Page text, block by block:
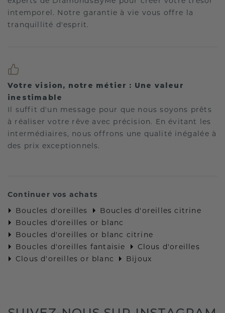
intemporel. Notre garantie à vie vous offre la
tranquillité d'esprit.
Votre vision, notre métier : Une valeur
inestimable
Il suffit d'un message pour que nous soyons prêts
à réaliser votre rêve avec précision. En évitant les
intermédiaires, nous offrons une qualité inégalée à
des prix exceptionnels.
Continuer vos achats
Boucles d'oreilles
Boucles d'oreilles citrine
Boucles d'oreilles or blanc
Boucles d'oreilles or blanc citrine
Boucles d'oreilles fantaisie
Clous d'oreilles
Clous d'oreilles or blanc
Bijoux